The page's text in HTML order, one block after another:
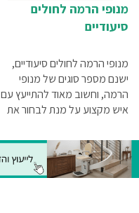
מנופי הרמה לחולים
סיעודיים
מנופי הרמה לחולים סיעודיים,
ישנם מספר סוגים של מנופי
הרמה, וחשוב מאוד להתייעץ עם
איש מקצוע על מנת לבחור את
המשתמש. בין הסוגים הקיימים
היום בשוק ניתן למנות מנופים
חשמליים, מנופי העמדה, מנופי